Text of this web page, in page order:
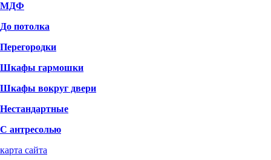
МДФ
До потолка
Перегородки
Шкафы гармошки
Шкафы вокруг двери
Нестандартные
С антресолью
карта сайта